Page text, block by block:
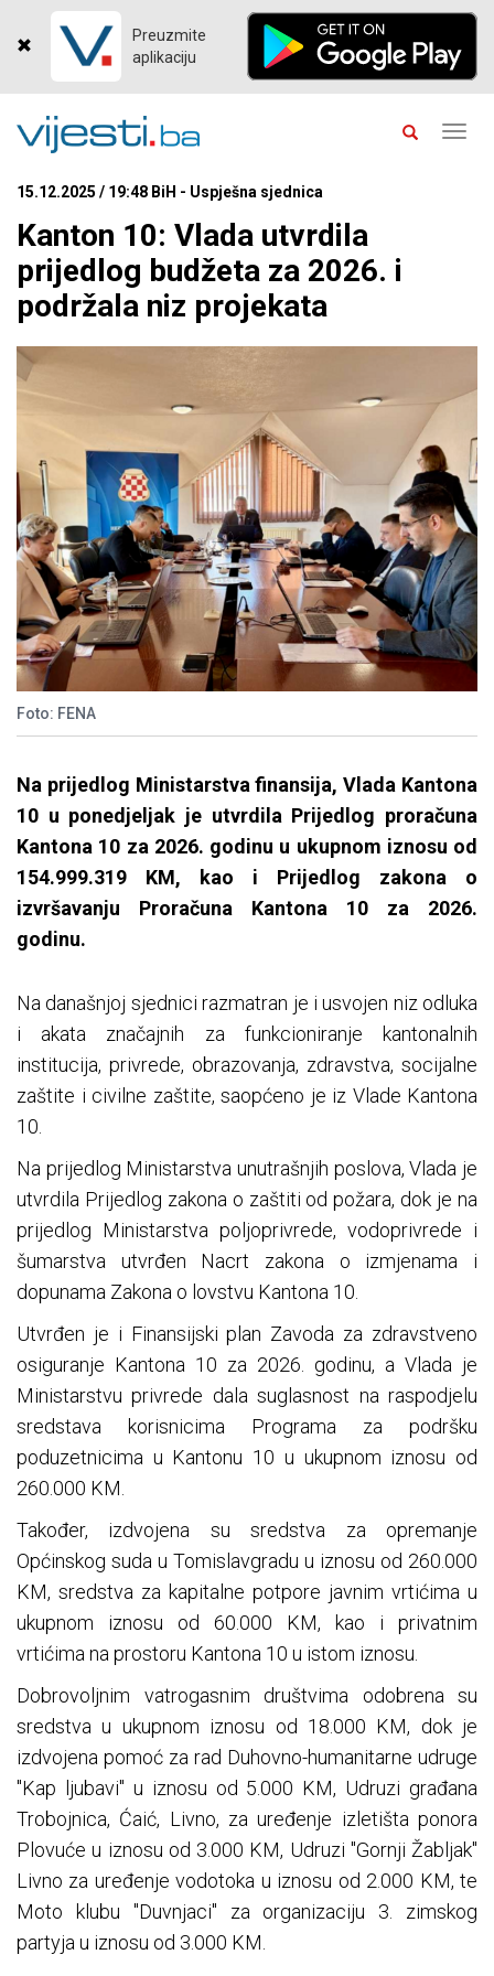
Preuzmite
aplikaciju
15.12.2025 / 19:48 BiH - Uspješna sjednica
Kanton 10: Vlada utvrdila
prijedlog budžeta za 2026. i
podržala niz projekata
Foto: FENA
Na prijedlog Ministarstva finansija, Vlada Kantona
10 u ponedjeljak je utvrdila Prijedlog proračuna
Kantona 10 za 2026. godinu u ukupnom iznosu od
154.999.319 KM, kao i Prijedlog zakona o
izvršavanju Proračuna Kantona 10 za 2026.
godinu.
Na današnjoj sjednici razmatran je i usvojen niz odluka
i akata značajnih za funkcioniranje kantonalnih
institucija, privrede, obrazovanja, zdravstva, socijalne
zaštite i civilne zaštite, saopćeno je iz Vlade Kantona
10.
Na prijedlog Ministarstva unutrašnjih poslova, Vlada je
utvrdila Prijedlog zakona o zaštiti od požara, dok je na
prijedlog Ministarstva poljoprivrede, vodoprivrede i
šumarstva utvrđen Nacrt zakona o izmjenama i
dopunama Zakona o lovstvu Kantona 10.
Utvrđen je i Finansijski plan Zavoda za zdravstveno
osiguranje Kantona 10 za 2026. godinu, a Vlada je
Ministarstvu privrede dala suglasnost na raspodjelu
sredstava korisnicima Programa za podršku
poduzetnicima u Kantonu 10 u ukupnom iznosu od
260.000 KM.
Također, izdvojena su sredstva za opremanje
Općinskog suda u Tomislavgradu u iznosu od 260.000
KM, sredstva za kapitalne potpore javnim vrtićima u
ukupnom iznosu od 60.000 KM, kao i privatnim
vrtićima na prostoru Kantona 10 u istom iznosu.
Dobrovoljnim vatrogasnim društvima odobrena su
sredstva u ukupnom iznosu od 18.000 KM, dok je
izdvojena pomoć za rad Duhovno-humanitarne udruge
"Kap ljubavi" u iznosu od 5.000 KM, Udruzi građana
Trobojnica, Ćaić, Livno, za uređenje izletišta ponora
Plovuće u iznosu od 3.000 KM, Udruzi "Gornji Žabljak"
Livno za uređenje vodotoka u iznosu od 2.000 KM, te
Moto klubu "Duvnjaci" za organizaciju 3. zimskog
partyja u iznosu od 3.000 KM.